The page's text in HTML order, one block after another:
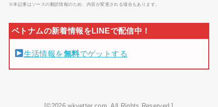
※本記事はソースの翻訳情報のため、内容が変更される場合もあります。
生活情報を無料でゲットする